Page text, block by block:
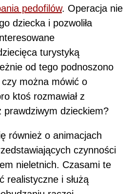
pedofilów. Operacja nie
dziecka i pozwoliła
turystyką
od tego podnoszono
można mówić o
ktoś rozmawiał z
prawdziwym dzieckiem?
również o animacjach
czynności
nieletnich. Czasami te
realistyczne i służą